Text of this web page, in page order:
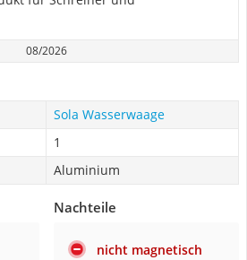
08/2026
Sola Wasserwaage
1
Aluminium
Nachteile
nicht magnetisch